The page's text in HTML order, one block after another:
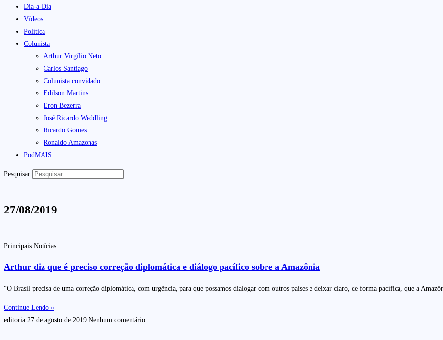
Dia-a-Dia
Vídeos
Política
Colunista
Arthur Virgílio Neto
Carlos Santiago
Colunista convidado
Edilson Martins
Eron Bezerra
José Ricardo Weddling
Ricardo Gomes
Ronaldo Amazonas
PodMAIS
Pesquisar
27/08/2019
Principais Notícias
Arthur diz que é preciso correção diplomática e diálogo pacífico sobre a Amazônia
“O Brasil precisa de uma correção diplomática, com urgência, para que possamos dialogar com outros países e deixar claro, de forma pacífica, que a
Continue Lendo »
editoria 27 de agosto de 2019 Nenhum comentário